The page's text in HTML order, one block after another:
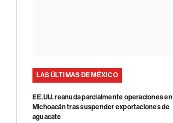
LAS ÚLTIMAS DE MÉXICO
EE.UU. reanuda parcialmente operaciones en
Michoacán tras suspender exportaciones de
aguacate